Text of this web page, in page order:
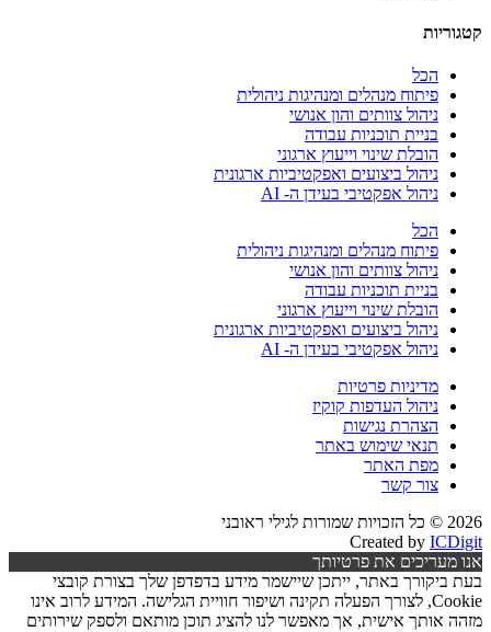
קטגוריות
הכל
פיתוח מנהלים ומנהיגות ניהולית
ניהול צוותים והון אנושי
בניית תוכניות עבודה
הובלת שינוי וייעוץ ארגוני
ניהול ביצועים ואפקטיביות ארגונית
ניהול אפקטיבי בעידן ה- AI
הכל
פיתוח מנהלים ומנהיגות ניהולית
ניהול צוותים והון אנושי
בניית תוכניות עבודה
הובלת שינוי וייעוץ ארגוני
ניהול ביצועים ואפקטיביות ארגונית
ניהול אפקטיבי בעידן ה- AI
מדיניות פרטיות
ניהול העדפות קוקיז
הצהרת נגישות
תנאי שימוש באתר
מפת האתר
צור קשר
2026 © כל הזכויות שמורות לגילי ראובני
Created by ICDigit
אנו מעריכים את פרטיותך
בעת ביקורך באתר, ייתכן שיישמר מידע בדפדפן שלך בצורת קובצי
Cookie, לצורך הפעלה תקינה ושיפור חוויית הגלישה. המידע לרוב אינו
מזהה אותך אישית, אך מאפשר לנו להציג תוכן מותאם ולספק שירותים